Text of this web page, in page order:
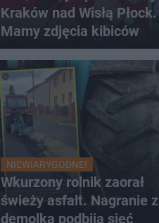
Kraków nad Wisłą Płock.
Mamy zdjęcia kibiców
NIEWIARYGODNE!
Wkurzony rolnik zaorał
świeży asfalt. Nagranie z
demolką podbija sieć